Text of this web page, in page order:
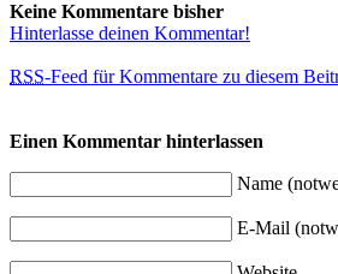
Keine Kommentare bisher
Hinterlasse deinen Kommentar!
RSS-Feed für Kommentare zu diesem
Einen Kommentar hinterlassen
Name
E-Mail